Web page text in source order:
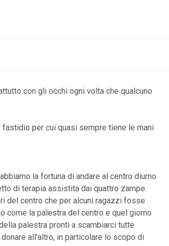
con gli occhi ogni volta che qualcuno
fastidio per cui quasi sempre tiene le mani
la fortuna di andare al centro diurno
di terapia assistita dai quattro zampe.
del centro che per alcuni ragazzi fosse
come la palestra del centro e quel giorno
palestra pronti a scambiarci tutte
all’altro, in particolare lo scopo di